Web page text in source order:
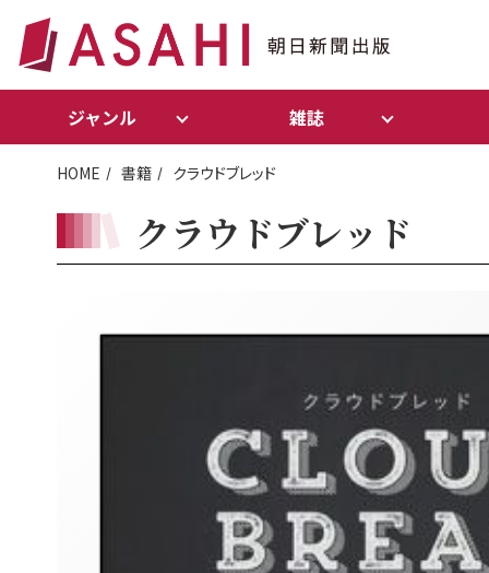
ジャンル 雑誌
HOME 書籍 クラウドブレッド
クラウドブレッド